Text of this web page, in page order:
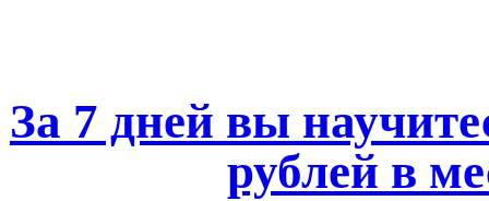
За 7 дней вы
рублей в